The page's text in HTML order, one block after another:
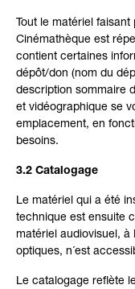
Tout le matériel
Cinémathèque est
contient certaines
dépôt/don (nom du
description sommaire
et vidéographique se
emplacement, en
besoins.
3.2 Catalogage
Le matériel qui a été
technique est ensuite
matériel audiovisuel, à
optiques, n´est
Le catalogage reflète